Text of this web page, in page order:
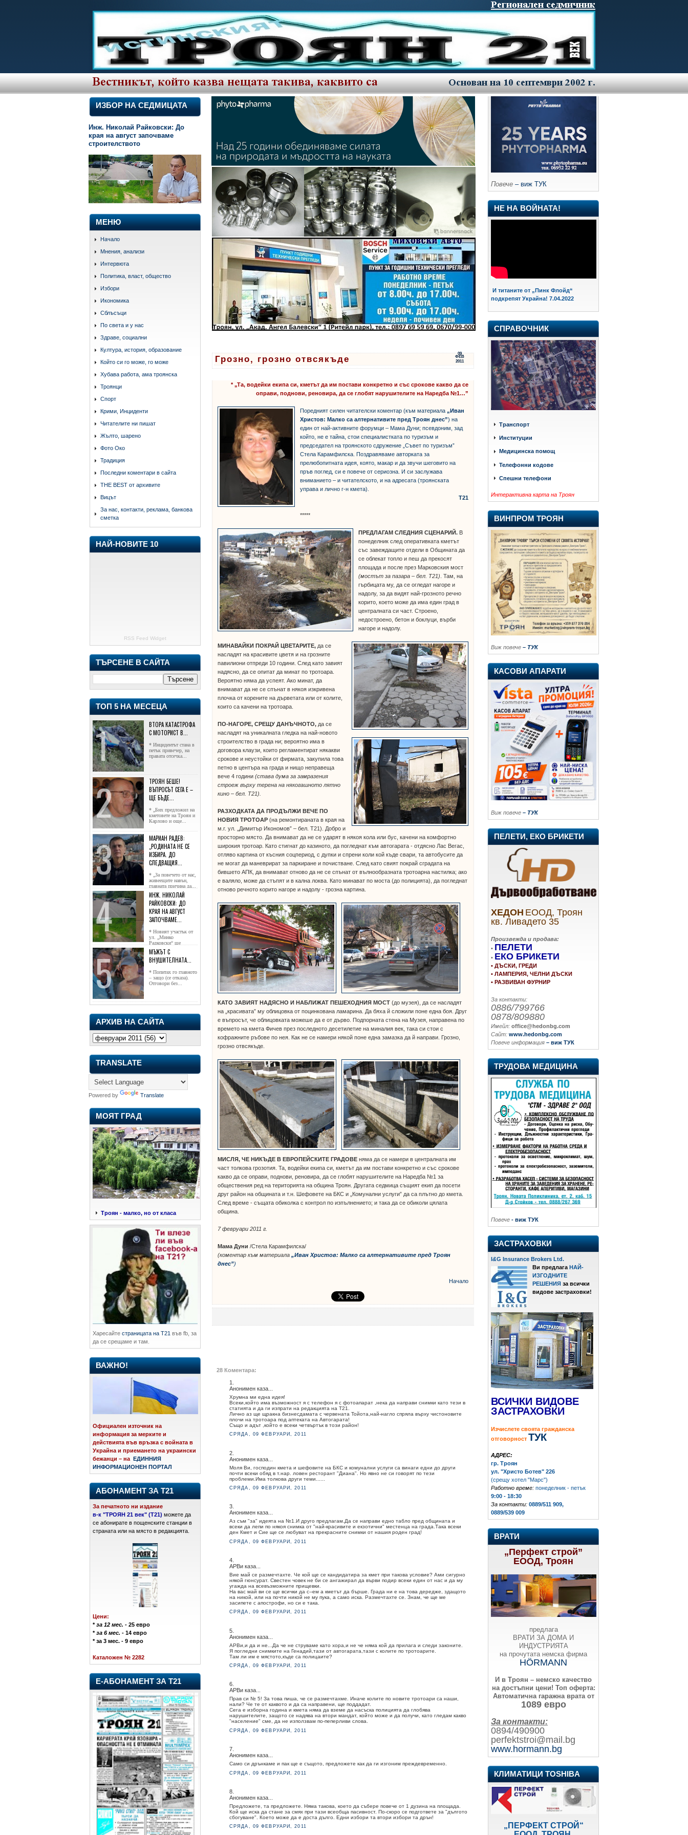
ИЗБОР НА СЕДМИЦАТА
Инж. Николай Райковски: До
края на август започваме
строителството
МЕНЮ
Начало
Мнения, анализи
Интервюта
Политика, власт, общество
Избори
Икономика
Сблъсъци
По света и у нас
Здраве, социални
Култура, история, образование
Който си го може, го може
Хубава работа, ама троянска
Троянци
Спорт
Крими, Инциденти
Читателите ни пишат
Жълто, шарено
Фото Око
Традиция
Последни коментари в сайта
THE BEST от архивите
Вицът
За нас, контакти, реклама, банкова
сметка
НАЙ-НОВИТЕ 10
RSS Feed Widget
ТЪРСЕНЕ В САЙТА
ТОП 5 НА МЕСЕЦА
ВТОРА КАТАСТРОФА
С МОТОРИСТ В...
* Инцидентът стана в
петък привечер, на
правата отсечка...
ТРОЯН БЕШЕ!
ВЪПРОСЪТ СЕГА Е –
ЩЕ БЪДЕ...
* „Бих предложил на
кметовете на Троян и
Карлово и още...
МАРИАН РАДЕВ:
„РОДИНАТА НЕ СЕ
ИЗБИРА. ДО
СЛЕДВАЩИЯ...
* „За повечето от нас,
живеещите навън,
главната причина да...
ИНЖ. НИКОЛАЙ
РАЙКОВСКИ: ДО
КРАЯ НА АВГУСТ
ЗАПОЧВАМЕ...
* Новият участък от
ул. „Минко
Радковски“ ще
достигне жк...
МЪЖЪТ С
ВНУШИТЕЛНАТА...
* Попитах го главното
– защо (се отказа).
Отговори без...
АРХИВ НА САЙТА
TRANSLATE
Powered by Translate
МОЯТ ГРАД
Троян - малко, но от класа
Харесайте страницата на Т21 във fb, за
да се срещаме и там.
ВАЖНО!
Официален източник на
информация за мерките и
действията във връзка с войната в
Украйна и приемането на украински
бежанци – на
ЕДИННИЯ
ИНФОРМАЦИОНЕН ПОРТАЛ
АБОНАМЕНТ ЗА Т21
За печатното ни издание
в-к "ТРОЯН 21 век" (Т21) можете да
се абонирате в пощенските станции в
страната или на място в редакцията.
Цени:
*за 12 мес. - 25 евро
*за 6 мес. - 14 евро
* за 3 мес. - 9 евро
Каталожен № 2282
Е-АБОНАМЕНТ ЗА Т21
09
ФЕВ
2011
Грозно, грозно отвсякъде
* „Та, водейки екипа си, кметът да им постави конкретно и със срокове какво да се
оправи, поднови, реновира, да се глобят нарушителите на Наредба №1…”
Поредният силен читателски коментар (към материала„Иван
Христов: Малко са алтернативите пред Троян днес”) на
един от най-активните форумци – Мама Дуни; псевдоним, зад
който, не е тайна, стои специалистката по туризъм и
председател на троянското сдружение „Съвет по туризъм”
Стела Карамфилска. Поздравяваме авторката за
прелюбопитната идея, която, макар и да звучи шеговито на
пръв поглед, си е повече от сериозна. И си заслужава
вниманието – и читателското, и на адресата (троянската
управа и лично г-н кмета).
Т21
*****
ПРЕДЛАГАМ СЛЕДНИЯ СЦЕНАРИЙ. В
понеделник след оперативката кметът
със завеждащите отдели в Общината да
се облекат топло и пеш да прекосят
площада и после през Марковския мост
(мостът за пазара – бел. Т21) . Там, на
гърбицата му, да се огледат нагоре и
надолу, за да видят най-грозното речно
корито, което може да има един град в
централната си част. Строено,
недостроено, бетон и боклуци, върби
нагоре и надолу.
МИНАВАЙКИ ПОКРАЙ ЦВЕТАРИТЕ, да се
насладят на красивите цветя и на грозните
павилиони отпреди 10 години. След като завият
надясно, да се опитат да минат по тротоара.
Вероятно няма да успеят. Ако минат, да
внимават да не се спънат в някоя изкривена
плочка от корените на дърветата или от колите,
които са качени на тротоара.
ПО-НАГОРЕ, СРЕЩУ ДАНЪЧНОТО, да се
насладят науникалната гледка на най-новото
строителство в града ни; вероятно има в
договора клаузи, които регламентират някакви
срокове и неустойки от фирмата, закупила това
петно в центъра на града и нищо неправеща
вече 4 години(става дума за замразения
строеж върху терена на някогашното лятно
кино – бел. Т21).
РАЗХОДКАТА ДА ПРОДЪЛЖИ ВЕЧЕ ПО
НОВИЯ ТРОТОАР (на ремонтираната в края на
м.г. ул. „Димитър Икономов” – бел. Т21). Добро и
просторно място. Да внимават да не се ударят в някоя кола или бус, качени на комфортно
широкия тротоар. Като стигнат до казиното, да погледнат към автогарата - отдясно Лас Вегас,
отляво картина от късния соцпериод, с дупки и спрени коли кой къде свари, та автобусите да
не могат да маневрират за паркиране и почистване. След като свият покрай сградата на
бившето АПК, да внимават отново да не се спънат от вълнообразната тротоарна настилка; ако
е валяло, може да стъпят и в кална локва. Като минават по моста (до полицията), да погледнат
отново речното корито нагоре и надолу - грозна картина.
КАТО ЗАВИЯТ НАДЯСНО И НАБЛИЖАТ ПЕШЕХОДНИЯ МОСТ(до музея), да се насладят
на „красивата” му облицовка от поцинкована ламарина. Да бяха й сложили поне една боя. Друг
е въпросът, че облицовката можеше да е от дърво. Подпорната стена на Музея, направена по
времето на кмета Фичев през последното десетилетие на миналия век, така си стои с
кофражните ръбове по нея. Как не се намери някой поне една замазка да й направи. Грозно,
грозно отвсякъде.
МИСЛЯ, ЧЕ НИКЪДЕ В ЕВРОПЕЙСКИТЕ ГРАДОВЕ няма да се намери в централната им
част толкова грозотия. Та, водейки екипа си, кметът да им постави конкретно и със срокове
какво да се оправи, поднови, реновира, да се глобят нарушителите на Наредба №1 за
обществения ред на територията на община Троян. Другата седмица същият екип да посети
друг район на общината и т.н. Шефовете на БКС и „Комунални услуги” да са плътно до кмета.
След време - същата обиколка с контрол по изпълнението; и така да се обиколи цялата
община.
7 февруари 2011 г.
Мама Дуни /Стела Карамфилска/
(коментар към материала„Иван Христов: Малко са алтернативите пред Троян
днес”)
Начало
28 Коментара:
1.
Анонимен каза...
Хрумна ми една идея!
Всеки,който има възможност я с телефон я с фотоапарат ,нека да направи снимки като тези в
статията и да ги изпрати на редакцията на Т21.
Лично аз ще щракна бизнесдамата с червената Тойота,най-нагло спряла върху чистоновите
плочи на тротоара под аптеката на Автогарата!
Също и адът ,който е всеки четвъртък в този район!
СРЯДА, 09 ФЕВРУАРИ, 2011
2.
Анонимен каза...
Моля Ви, господин кмета и шефовите на БКС и комунални услуги са винаги едни до други
почти всеки обяд в т.нар. ловен ресторант "Диана". Но явно не си говорят по тези
проблеми.Има толкова други теми......
СРЯДА, 09 ФЕВРУАРИ, 2011
3.
Анонимен каза...
Аз съм "за" идеята на №1.И друго предлагам.Да се направи едно табло пред общината и
всеки да лепи по някоя снимка от "най-красивите и екзотични" местенца на града.Така всеки
ден Кмет и Сие ще се любуват на прекрасните снимки от нашия роден град!
СРЯДА, 09 ФЕВРУАРИ, 2011
4.
АРВи каза...
Вие май се размечтахте. Че кой ще се кандидатира за кмет при такова условие? Ами сигурно
някой гюнсурат. Свестен човек не би се ангажирал да върви подир всеки един от нас и да му
угажда на всевъзможните прищевки.
На вас май ви се ще всички да с--ем а кметът да бърше. Града ни е на това дередже, здащото
на никой, или на почти никой не му пука, а само иска. Размечтахте се. Знам, че ще ме
засипете с апострофи, но си е така.
СРЯДА, 09 ФЕВРУАРИ, 2011
5.
Анонимен каза...
АРВи,и да и не...Да че не струваме като хора,и не че няма кой да прилага и следи законите.
Я погледни снимките на Генадий,тази от автогарата,тази с колите по тротоарите.
Там ли им е мястото,къде са полицаите?
СРЯДА, 09 ФЕВРУАРИ, 2011
6.
АРВи каза...
Прав си № 5! За това пиша, че се размечтахме. Иначе колите по новите тротоари са наши,
нали? Че те от каквото и да са направени, ще поддадат.
Сега е изборна година и кмета няма да вземе да насъска полицията да глобява
нарушителите, защото се надява на втори мандат, който може и да получи, като гледам какво
"население" сме, да не използвам по-пеперливи слова.
СРЯДА, 09 ФЕВРУАРИ, 2011
7.
Анонимен каза...
Само си дрънкаме и пак ще е същото, предложете как да ги изгоним преждевременно.
СРЯДА, 09 ФЕВРУАРИ, 2011
8.
Анонимен каза...
Предложете, та предложете. Няма такова, което да събере повече от 1 дузина на площада.
Кой ще иска да стане за смях при тази всеобща пасивност. По-скоро се подгответе за "дългото
сбогуване". Което може да е доста дълго. Едни избори та втори избори та дрън!
СРЯДА, 09 ФЕВРУАРИ, 2011
Повече – виж ТУК
НЕ НА ВОЙНАТА!
И титаните от „Пинк Флойд“
подкрепят Украйна! 7.04.2022
СПРАВОЧНИК
Транспорт
Институции
Медицинска помощ
Телефонни кодове
Спешни телефони
Интерактивна карта на Троян
ВИНПРОМ ТРОЯН
Виж повече – ТУК
КАСОВИ АПАРАТИ
Виж повече – ТУК
ПЕЛЕТИ, ЕКО БРИКЕТИ
ХЕДОН ЕООД, Троян
кв. Ливадето 35
Произвежда и продава:
• ПЕЛЕТИ
• ЕКО БРИКЕТИ
• ДЪСКИ, ГРЕДИ
• ЛАМПЕРИЯ, ЧЕЛНИ ДЪСКИ
• РАЗВИВАН ФУРНИР
За контакти:
0886/799766
0878/809880
Имейл: office@hedonbg.com
Сайт: www.hedonbg.com
Повече информация – виж ТУК
ТРУДОВА МЕДИЦИНА
Повече - виж ТУК
ЗАСТРАХОВКИ
I&G Insurance Brokers Ltd.
Ви предлага НАЙ-
ИЗГОДНИТЕ
РЕШЕНИЯ за всички
видове застраховки!
ВСИЧКИ ВИДОВЕ
ЗАСТРАХОВКИ
Изчислете своята гражданска
отговорност ТУК
АДРЕС:
гр. Троян
ул. "Христо Ботев" 226
(срещу хотел "Марс")
Работно време: понеделник - петък
9:00 - 18:30
За контакти: 0889/511 909,
0889/539 009
ВРАТИ
„Перфект строй”
ЕООД, Троян
предлага
ВРАТИ ЗА ДОМА И
ИНДУСТРИЯТА
на прочутата немска фирма
HÖRMANN
И в Троян – немско качество
на достъпни цени! Топ оферта:
Автоматична гаражна врата от
1089 евро
За контакти:
0894/490900
perfektstroi@mail.bg
www.hormann.bg
КЛИМАТИЦИ TOSHIBA
„ПЕРФЕКТ СТРОЙ“